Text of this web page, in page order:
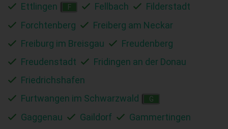
Ettlingen
F Fellbach
Filderstadt
Forchtenberg
Freiberg am Neckar
Freiburg im Breisgau
Freudenberg
Freudenstadt
Fridingen an der Donau
Friedrichshafen
Furtwangen im Schwarzwald
G
Gaggenau Gaildorf
Gammertingen